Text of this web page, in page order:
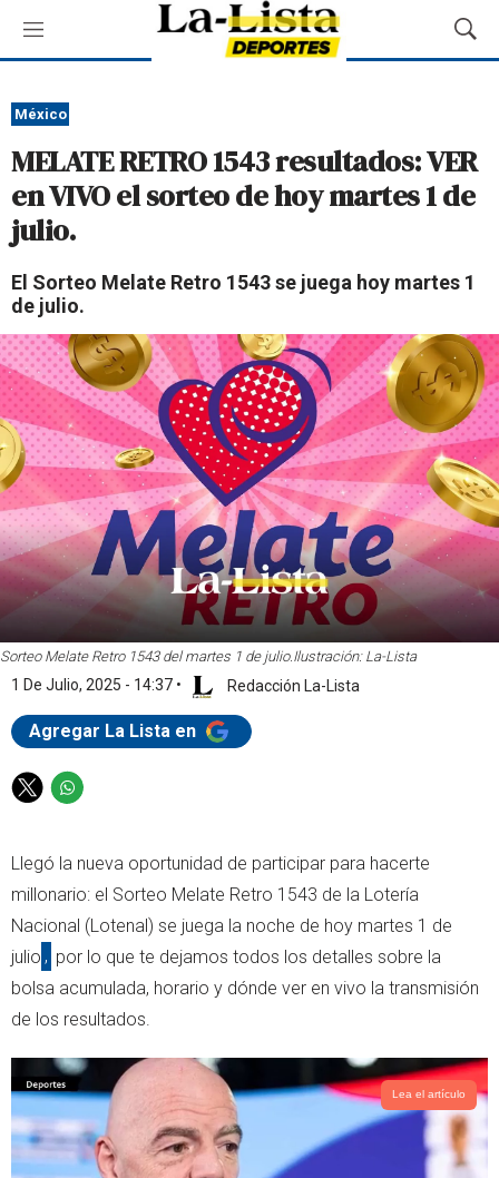
M
e
ú
M
o
a
r
B
q
u
d
a
México
MELATE RETRO 1543 resultados: VER
en VIVO el sorteo de hoy martes 1 de
julio.
El Sorteo Melate Retro 1543 se juega hoy martes 1
de julio.
Sorteo Melate Retro 1543 del martes 1 de julio. Ilustración: La-Lista
1 De Julio, 2025 - 14:37 • Redacción La-Lista
Agregar La Lista en
T
t
t
r
W
t
s
p
p
Llegó la nueva oportunidad de participar para hacerte
millonario: el Sorteo Melate Retro 1543 de la Lotería
Nacional (Lotenal) se juega la noche de hoy martes 1 de
julio , por lo que te dejamos todos los detalles sobre la
bolsa acumulada, horario y dónde ver en vivo la transmisión
de los resultados.
Lea el artículo